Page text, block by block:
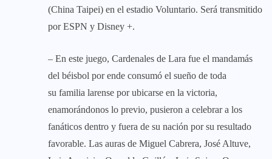
(China Taipei) en el estadio Voluntario. Será transmitido
por ESPN y Disney +.
– En este juego, Cardenales de Lara fue el mandamás
del béisbol por ende consumó el sueño de toda
su familia larense por ubicarse en la victoria,
enamorándonos lo previo, pusieron a celebrar a los
fanáticos dentro y fuera de su nación por su resultado
favorable. Las auras de Miguel Cabrera, José Altuve,